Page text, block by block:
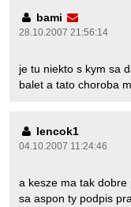
bami
28.10.2007 21:56:14
je tu niekto s kym sa
balet a tato choroba
lencok1
04.10.2007 11:24:46
a kesze ma tak
sa aspon ty podpis